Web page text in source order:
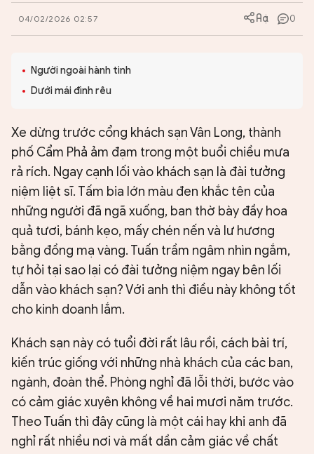
04/02/2026 02:57 0
Người ngoài hành tinh
Dưới mái đình rêu
Xe dừng trước cổng khách sạn Vân Long, thành
phố Cẩm Phả ảm đạm trong một buổi chiều mưa
rả rích. Ngay cạnh lối vào khách sạn là đài tưởng
niệm liệt sĩ. Tấm bia lớn màu đen khắc tên của
những người đã ngã xuống, ban thờ bày đầy hoa
quả tươi, bánh kẹo, mấy chén nến và lư hương
bằng đồng mạ vàng. Tuấn trầm ngâm nhìn ngắm,
tự hỏi tại sao lại có đài tưởng niệm ngay bên lối
dẫn vào khách sạn? Với anh thì điều này không tốt
cho kinh doanh lắm.
Khách sạn này có tuổi đời rất lâu rồi, cách bài trí,
kiến trúc giống với những nhà khách của các ban,
ngành, đoàn thể. Phòng nghỉ đã lỗi thời, bước vào
có cảm giác xuyên không về hai mươi năm trước.
Theo Tuấn thì đây cũng là một cái hay khi anh đã
nghỉ rất nhiều nơi và mất dần cảm giác về chất